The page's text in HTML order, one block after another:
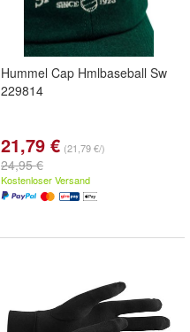
Hummel Cap Hmlbaseball Sw
229814
21,79 € (21,79 €/)
24,95 €
Kostenloser Versand